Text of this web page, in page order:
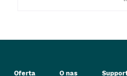
Oferta O nas